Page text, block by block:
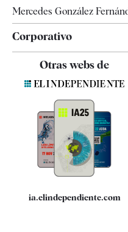
Mercedes González
Corporativo
Contacto
Quiénes somos
Especificaciones
Otras webs de
ia.elindependiente.com